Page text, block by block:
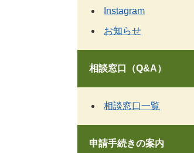
Instagram
お知らせ
相談窓口（Q&A）
相談窓口一覧
申請手続きの案内